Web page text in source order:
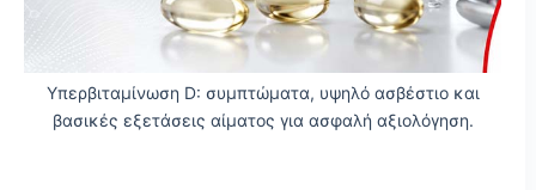
Υπερβιταμίνωση D: συμπτώματα, υψηλό ασβέστιο και
βασικές εξετάσεις αίματος για ασφαλή αξιολόγηση.